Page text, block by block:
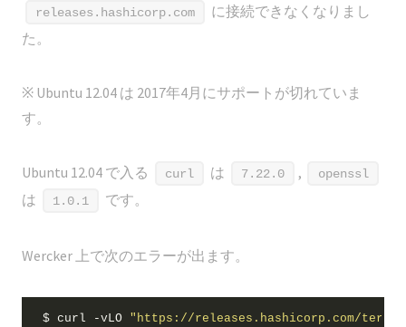
releases.hashicorp.com
に接続できなくなりまし
た。
※ Ubuntu 12.04 は 2017年4月にサポートが切れていま
す。
Ubuntu 12.04 で入る curl は 7.22.0 , openssl
は 1.0.1 です。
Wercker 上で次のエラーが出ます。
$ curl -vLO "https://releases.hashicorp.com/